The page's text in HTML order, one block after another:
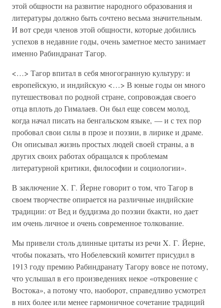
этой общности на развитие народного образования и
литературы должно быть сочтено весьма значительным.
И вот среди членов этой общности, которые добились
успехов в недавние годы, очень заметное место занимает
именно Рабиндранат Тагор.
<…> Тагор впитал в себя многогранную культуру: и
европейскую, и индийскую <…> В юные годы он много
путешествовал по родной стране, сопровождая своего
отца вплоть до Гималаев. Он был еще совсем молод,
когда начал писать на бенгальском языке, — и с тех пор
пробовал свои силы в прозе и поэзии, в лирике и драме.
Он описывал жизнь простых людей своей страны, а в
других своих работах обращался к проблемам
литературной критики, философии и социологии».
В заключение X. Г. Йерне говорит о том, что Тагор в
своем творчестве опирается на различные индийские
традиции: от Вед и буддизма до поэзии бхакти, но дает
им очень личное и очень современное толкование.
Мы привели столь длинные цитаты из речи X. Г. Йерне,
чтобы показать, что Нобелевский комитет присудил в
1913 году премию Рабиндранату Тагору вовсе не потому,
что услышал в его произведениях некое «откровение с
Востока», а потому что, наоборот, справедливо усмотрел
в них более или менее гармоничное сочетание традиций